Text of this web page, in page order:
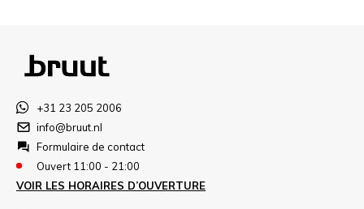
+31 23 205 2006
info@bruut.nl
Formulaire de contact
Ouvert 11:00 - 21:00
VOIR LES HORAIRES D’OUVERTURE